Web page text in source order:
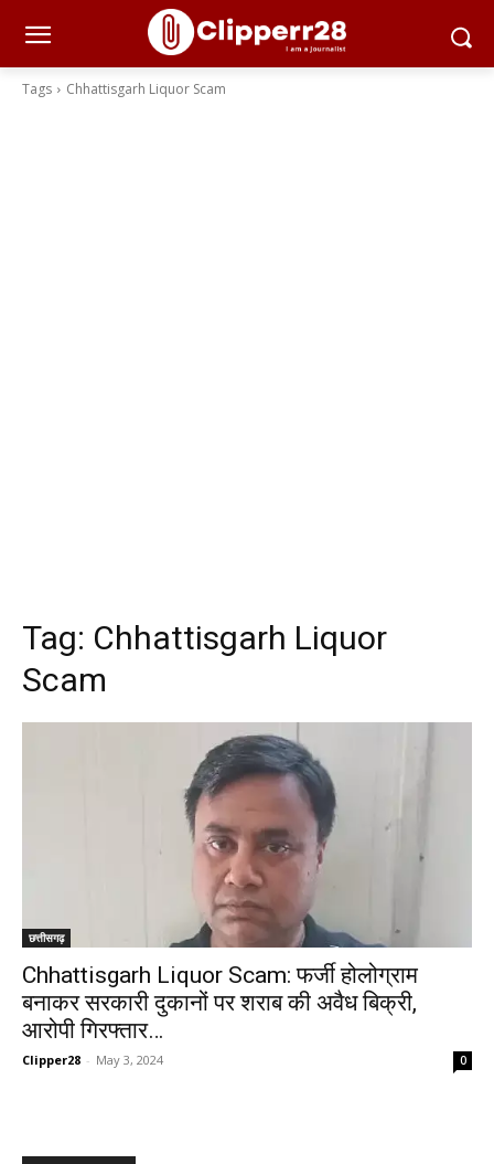
Tags Chhattisgarh Liquor Scam
Tag: Chhattisgarh Liquor
Scam
छत्तीसगढ़
Chhattisgarh Liquor Scam: फर्जी होलोग्राम
बनाकर सरकारी दुकानों पर शराब की अवैध बिक्री,
आरोपी गिरफ्तार…
Clipper28 - May 3, 2024 0